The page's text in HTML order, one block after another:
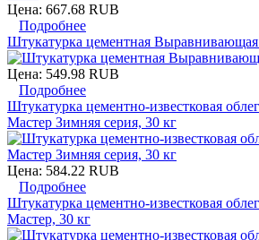
Цена: 667.68 RUB
Подробнее
Штукатурка цементная
Цена: 549.98 RUB
Подробнее
Штукатурка цементно-известковая
Мастер Зимняя серия, 30 кг
Цена: 584.22 RUB
Подробнее
Штукатурка цементно-известковая
Мастер, 30 кг